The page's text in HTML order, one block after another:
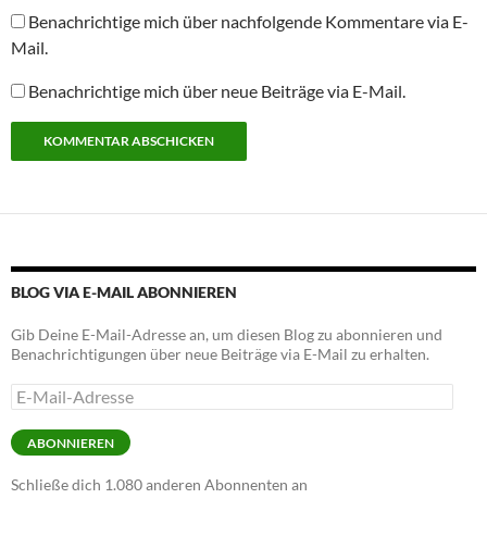
Benachrichtige mich über nachfolgende Kommentare via E-
Mail.
Benachrichtige mich über neue Beiträge via E-Mail.
BLOG VIA E-MAIL ABONNIEREN
Gib Deine E-Mail-Adresse an, um diesen Blog zu abonnieren und
Benachrichtigungen über neue Beiträge via E-Mail zu erhalten.
E-
Mail-
Adresse
ABONNIEREN
Schließe dich 1.080 anderen Abonnenten an